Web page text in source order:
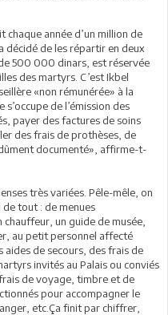
chaque année d’un million de
décidé de les répartir en deux
500 000 dinars, est réservée
des martyrs. C’est Ikbel
«non rémunérée» à la
de l’émission des
payer des factures de soins
des frais de prothèses, de
documenté», affirme-t-
très variées. Pêle-mêle, on
tout : de menues
un guide de musée,
au petit personnel affecté
de secours, des frais de
invités au Palais ou conviés
de voyage, timbre et de
pour accompagner le
etc.Ça finit par chiffrer,